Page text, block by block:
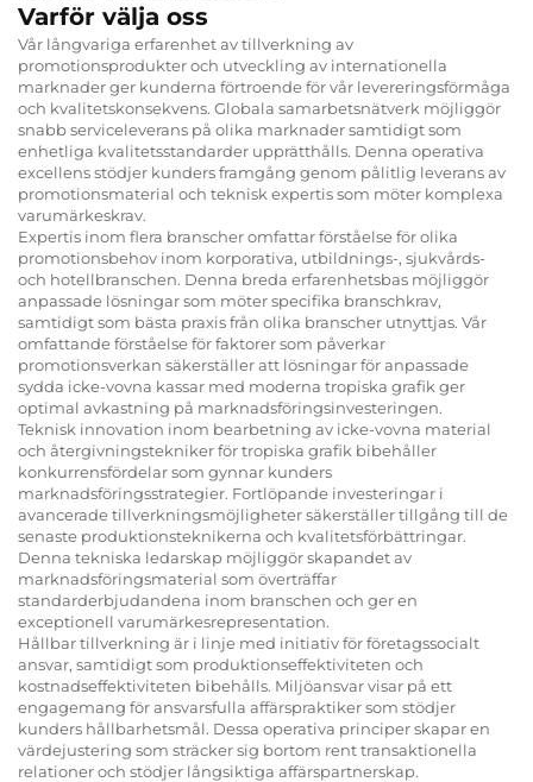
Varför välja oss
Vår långvariga erfarenhet av tillverkning av
promotionsprodukter och utveckling av internationella
marknader ger kunderna förtroende för vår levereringsförmåga
och kvalitetskonsekvens. Globala samarbetsnätverk möjliggör
snabb serviceleverans på olika marknader samtidigt som
enhetliga kvalitetsstandarder upprätthålls. Denna operativa
excellens stödjer kunders framgång genom pålitlig leverans av
promotionsmaterial och teknisk expertis som möter komplexa
varumärkeskrav.
Expertis inom flera branscher omfattar förståelse för olika
promotionsbehov inom korporativa, utbildnings-, sjukvårds-
och hotellbranschen. Denna breda erfarenhetsbas möjliggör
anpassade lösningar som möter specifika branschkrav,
samtidigt som bästa praxis från olika branscher utnyttjas. Vår
omfattande förståelse för faktorer som påverkar
promotionsverkan säkerställer att lösningar för anpassade
sydda icke-vovna kassar med moderna tropiska grafik ger
optimal avkastning på marknadsföringsinvesteringen.
Teknisk innovation inom bearbetning av icke-vovna material
och återgivningstekniker för tropiska grafik bibehåller
konkurrensfördelar som gynnar kunders
marknadsföringsstrategier. Fortlöpande investeringar i
avancerade tillverkningsmöjligheter säkerställer tillgång till de
senaste produktionsteknikerna och kvalitetsförbättringar.
Denna tekniska ledarskap möjliggör skapandet av
marknadsföringsmaterial som överträffar
standarderbjudandena inom branschen och ger en
exceptionell varumärkesrepresentation.
Hållbar tillverkning är i linje med initiativ för företagssocialt
ansvar, samtidigt som produktionseffektiviteten och
kostnadseffektiviteten bibehålls. Miljöansvar visar på ett
engagemang för ansvarsfulla affärspraktiker som stödjer
kunders hållbarhetsmål. Dessa operativa principer skapar en
värdejustering som sträcker sig bortom rent transaktionella
relationer och stödjer långsiktiga affärspartnerskap.